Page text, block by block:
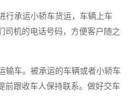
承运小轿车货运，车辆上车
司机的电话号码，方便客户随之
车。被承运的车辆或者小轿车
前跟收车人保持联系。做好交车